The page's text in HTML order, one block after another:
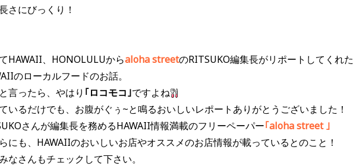
さにびっくり！
HAWAII、HONOLULUからaloha streetのRITSUKO編集長がリポートしてくれた
のローカルフードのお話。
言ったら、やはり ｢ロコモコ｣ですよね
いるだけでも、お腹がぐぅ~と鳴るおいしいレポートありがとうございました！
さんが編集長を務めるHAWAII情報満載のフリーペーパー｢aloha street ｣
にも、HAWAIIのおいしいお店やオススメのお店情報が載っているとのこと！
なさんもチェックして下さい。